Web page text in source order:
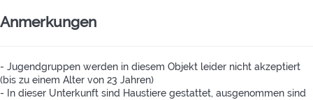
Anmerkungen
- Jugendgruppen werden in diesem Objekt leider nicht akzeptiert
(bis zu einem Alter von 23 Jahren)
- In dieser Unterkunft sind Haustiere gestattet, ausgenommen sind